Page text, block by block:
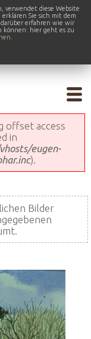
verwendet diese Website
Sie sich mit dem
darüber erfahren wie wir
können: hier geht es zu
offset access
in
eugen-
).
Bilder